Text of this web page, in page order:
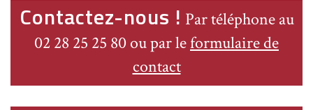
Contactez-nous ! Par téléphone au
02 28 25 25 80 ou par leformulaire de
contact